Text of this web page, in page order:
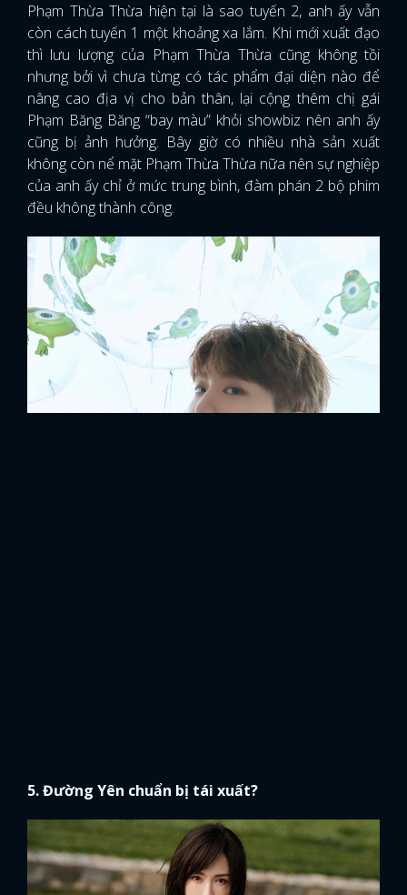
ĐĂNG NHẬP
Phạm Thừa Thừa hiện tại là sao tuyến 2, anh ấy vẫn
còn cách tuyến 1 một khoảng xa lắm. Khi mới xuất đạo
thì lưu lượng của Phạm Thừa Thừa cũng không tồi
nhưng bởi vì chưa từng có tác phẩm đại diện nào để
nâng cao địa vị cho bản thân, lại cộng thêm chị gái
Phạm Băng Băng “bay màu” khỏi showbiz nên anh ấy
cũng bị ảnh hưởng. Bây giờ có nhiều nhà sản xuất
không còn nể mặt Phạm Thừa Thừa nữa nên sự nghiệp
của anh ấy chỉ ở mức trung bình, đàm phán 2 bộ phim
đều không thành công.
5. Đường Yên chuẩn bị tái xuất?